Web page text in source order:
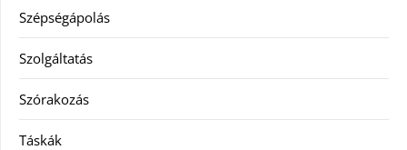
Szépségápolás
Szolgáltatás
Szórakozás
Táskák